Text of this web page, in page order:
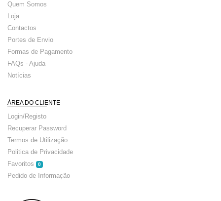
Quem Somos
Loja
Contactos
Portes de Envio
Formas de Pagamento
FAQs - Ajuda
Notícias
ÁREA DO CLIENTE
Login/Registo
Recuperar Password
Termos de Utilização
Politica de Privacidade
Favoritos
0
Pedido de Informação